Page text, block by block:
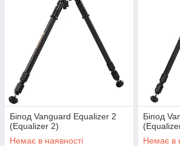
Біпод Vanguard Equalizer 2
(Equalizer 2)
Немає в наявності
Біпод
Немає в